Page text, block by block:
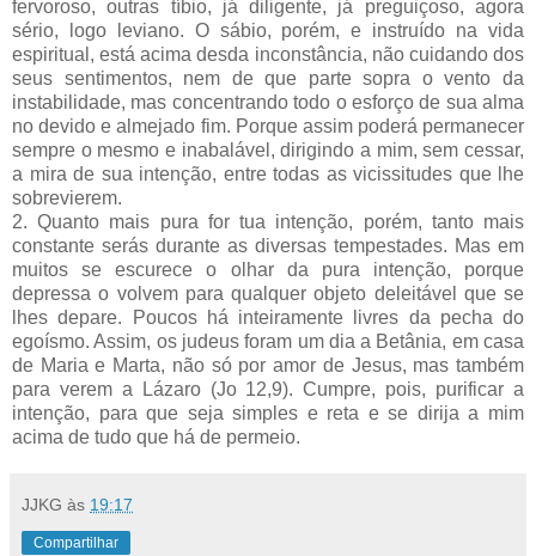
fervoroso, outras tíbio, já diligente, já preguiçoso, agora
sério, logo leviano. O sábio, porém, e instruído na vida
espiritual, está acima desda inconstância, não cuidando dos
seus sentimentos, nem de que parte sopra o vento da
instabilidade, mas concentrando todo o esforço de sua alma
no devido e almejado fim. Porque assim poderá permanecer
sempre o mesmo e inabalável, dirigindo a mim, sem cessar,
a mira de sua intenção, entre todas as vicissitudes que lhe
sobrevierem.
2. Quanto mais pura for tua intenção, porém, tanto mais
constante serás durante as diversas tempestades. Mas em
muitos se escurece o olhar da pura intenção, porque
depressa o volvem para qualquer objeto deleitável que se
lhes depare. Poucos há inteiramente livres da pecha do
egoísmo. Assim, os judeus foram um dia a Betânia, em casa
de Maria e Marta, não só por amor de Jesus, mas também
para verem a Lázaro (Jo 12,9). Cumpre, pois, purificar a
intenção, para que seja simples e reta e se dirija a mim
acima de tudo que há de permeio.
JJKG às 19:17
Compartilhar